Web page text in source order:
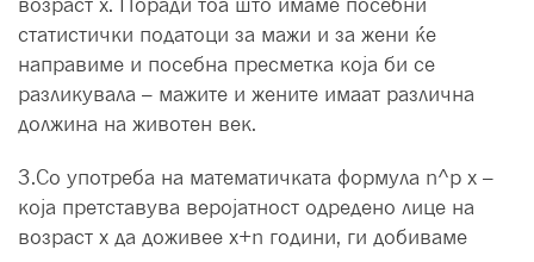
статистички податоци за мажи и за жени ќе
направиме и посебна пресметка која би се
разликувала – мажите и жените имаат различна
должина на животен век.
3.Со употреба на математичката формула n^p x –
која претставува веројатност одредено лице на
возраст x да доживее x+n години, ги добиваме